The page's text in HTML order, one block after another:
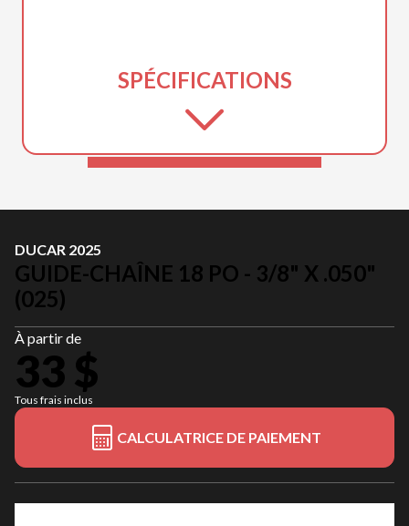
SPÉCIFICATIONS
DUCAR 2025
GUIDE-CHAÎNE 18 PO - 3/8" X .050"
(025)
À partir de
33 $
Tous frais inclus
CALCULATRICE DE PAIEMENT